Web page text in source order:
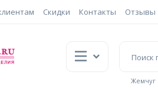
Скидки Контакты Отзывы
Жемчуг